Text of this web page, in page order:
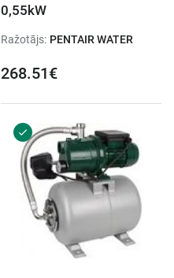
0,55kW
Ražotājs: PENTAIR WATER
268.51€